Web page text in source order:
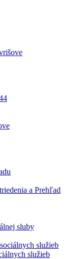
a Prehľad
sluby
služieb
služieb